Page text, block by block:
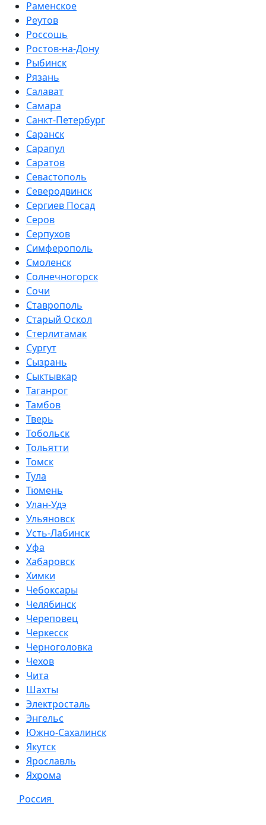
Раменское
Реутов
Россошь
Ростов-на-Дону
Рыбинск
Рязань
Салават
Самара
Санкт-Петербург
Саранск
Сарапул
Саратов
Севастополь
Северодвинск
Сергиев Посад
Серов
Серпухов
Симферополь
Смоленск
Солнечногорск
Сочи
Ставрополь
Старый Оскол
Стерлитамак
Сургут
Сызрань
Сыктывкар
Таганрог
Тамбов
Тверь
Тобольск
Тольятти
Томск
Тула
Тюмень
Улан-Удэ
Ульяновск
Усть-Лабинск
Уфа
Хабаровск
Химки
Чебоксары
Челябинск
Череповец
Черкесск
Черноголовка
Чехов
Чита
Шахты
Электросталь
Энгельс
Южно-Сахалинск
Якутск
Ярославль
Яхрома
Россия